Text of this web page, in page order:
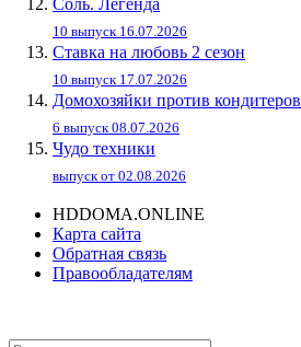
10 выпуск 16.07.2026
Ставка на любовь 2 сезон
10 выпуск 17.07.2026
Домохозяйки против кондитеров
6 выпуск 08.07.2026
Чудо техники
выпуск от 02.08.2026
HDDOMA.ONLINE
Карта сайта
Обратная связь
Правообладателям